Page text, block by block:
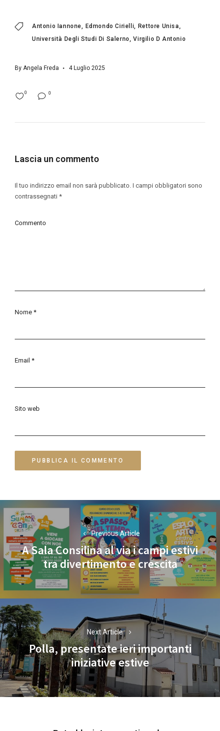
Antonio Iannone Edmondo Cirielli
Rettore Unisa
Università Degli Studi Di Salerno
Virgilio D Antonio
By Angela Freda 4 Luglio 2025
0
0
Lascia un commento
Il tuo indirizzo email non sarà pubblicato. I campi obbligatori sono
contrassegnati *
Commento
Nome *
Email *
Sito web
Navigazione
articoli
Previous Article
Previous
post:
A Sala Consilina al via i campi estivi
tra divertimento e crescita
Next Article
Next
post:
Polla, presentate ieri importanti
iniziative estive